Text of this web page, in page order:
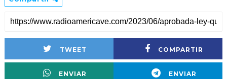
TWEET COMPARTIR
ENVIAR ENVIAR